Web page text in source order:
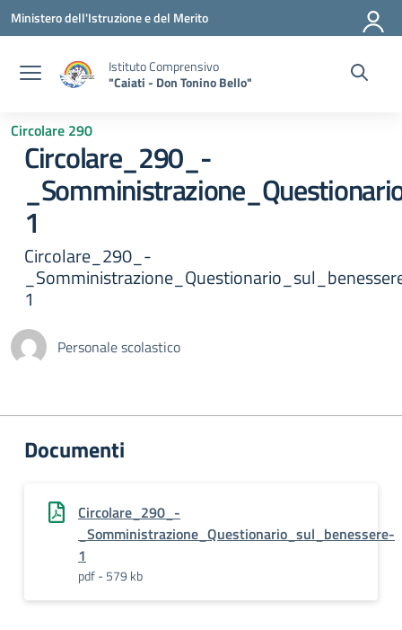
Vai ai contenuti
Vai al menu di navigazione
Vai al footer
Ministero dell'Istruzione e del Merito
Istituto Comprensivo
"Caiati - Don Tonino Bello"
Circolare 290
Circolare_290_-
1
Circolare_290_-
1
Personale scolastico
Documenti
Circolare_290_-
_Somministrazione_Questionario_sul_benessere-
1
pdf - 579 kb